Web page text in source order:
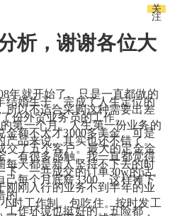
关
注
析，谢谢各位大
结婚生子。完成了人生定位的
所以不适合采购这种需要出差
份外贸业务员的工作。
额不大才3000多美金。可是
产品来说。其实也还不错了。
。有很多感触。我一直都觉得
每天都是新人坚持不下去的时
。一共成交的订单30w的话。
每个月底薪3300，这样摊下
刚刚入行的业务不到半年的业
的。
工作环境也挺好的。五险都